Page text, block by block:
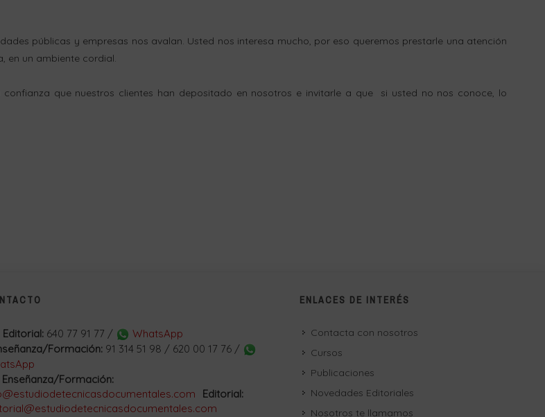
públicas y empresas nos avalan. Usted nos interesa mucho, por eso queremos prestarle una atención
en un ambiente cordial.
que nuestros clientes han depositado en nosotros e invitarle a que si usted no nos conoce, lo
Editorial: 640 77 91 77 /
WhatsApp
Formación: 91 314 51 98 / 620 00 17 76 /
Enseñanza/Formación:
Editorial:
ENLACES DE INTERÉS
Contacta con nosotros
Cursos
Publicaciones
Novedades Editoriales
Nosotros te llamamos